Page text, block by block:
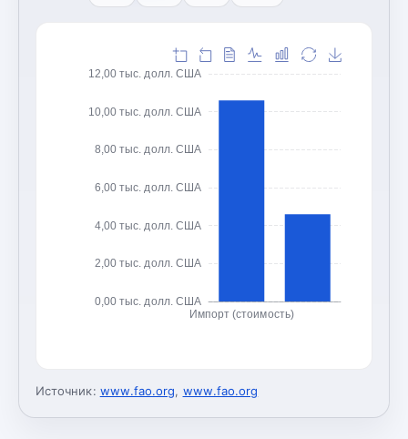
0,00 тыс. долл. США
2,00 тыс. долл. США
4,00 тыс. долл. США
6,00 тыс. долл. США
8,00 тыс. долл. США
10,00 тыс. долл. США
12,00 тыс. долл. США
Импорт (стоимость)
Источник: www.fao.org, www.fao.org